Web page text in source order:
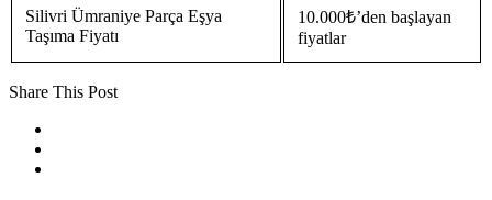
Silivri Ümraniye Parça Eşya
Taşıma Fiyatı
10.000₺’den başlayan
fiyatlar
Share This Post